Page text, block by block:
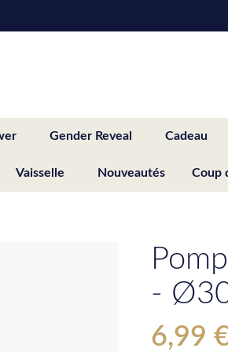
Gender Reveal Cadeau
Vaisselle Nouveautés Coup
-
6,99